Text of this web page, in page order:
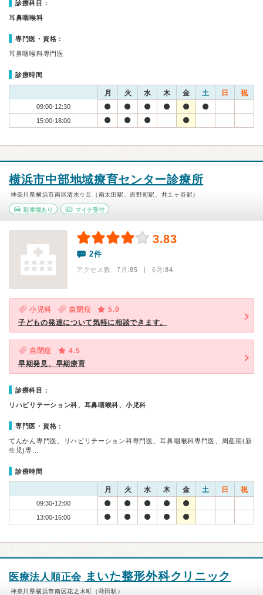
診療科目：
耳鼻咽喉科
専門医・資格：
耳鼻咽喉科専門医
診療時間
月 火 水 木 金 土 日 祝
09:00-12:30
15:00-18:00
横浜市中部地域療育センター診療所
神奈川県横浜市南区清水ケ丘（南太田駅、吉野町駅、井土ヶ谷駅）
駐車場あり マイナ受付
3.83
2件
アクセス数 7月:85 | 6月:84
小児科 自閉症
5.0
子どもの発達について気軽に相談できます。
自閉症
4.5
早期発見、早期療育
診療科目：
リハビリテーション科、耳鼻咽喉科、小児科
専門医・資格：
てんかん専門医、リハビリテーション科専門医、耳鼻咽喉科専門医、周産期(新
生児)専…
診療時間
月 火 水 木 金 土 日 祝
09:30-12:00
13:00-16:00
医療法人順正会 まいた整形外科クリニック
神奈川県横浜市南区花之木町（蒔田駅）